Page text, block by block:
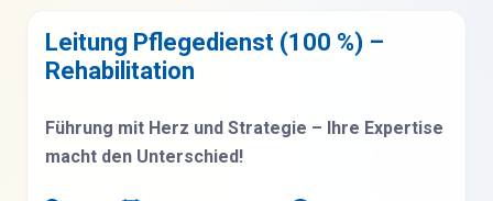
Leitung Pflegedienst (100 %) –
Rehabilitation
Führung mit Herz und Strategie – Ihre Expertise
macht den Unterschied!